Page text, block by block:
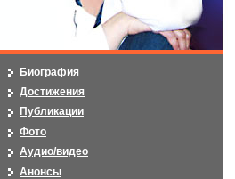
Биография
Достижения
Публикации
Фото
Аудио/видео
Анонсы